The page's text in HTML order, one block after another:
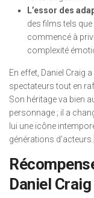
L’essor des
des films tels que
commencé à
complexité
En effet, Daniel Craig
spectateurs tout en
Son héritage va bien
personnage ; il a
lui une icône
générations d’acteurs.
Daniel Craig